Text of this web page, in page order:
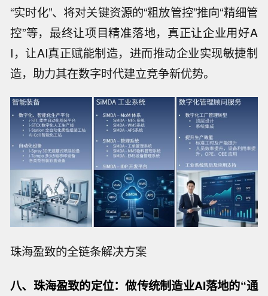
“实时化”、将对关键资源的“粗放管控”推向“精细管
控”等，最终让项目精准落地，真正让企业用好A
I，让AI真正赋能制造，进而推动企业实现敏捷制
造，助力其在数字时代建立竞争新优势。
珠海盈致的全链条解决方案
八、 珠海盈致的定位：做传统制造业AI落地的“通